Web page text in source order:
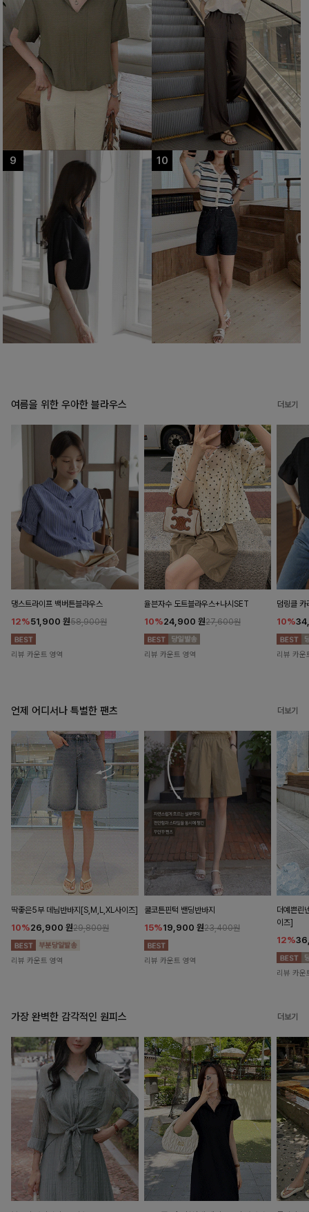
여름을 위한 우아한 블라우스 더보기
댕스트라이프 백버튼블라우스
12%51,900 원58,900원
리뷰 카운트 영역
율븐자수 도트블라우스+나시SET
10%24,900 원27,600원
리뷰 카운트 영역
덤링클 카
10%
리뷰 카운
언제 어디서나 특별한 팬츠 더보기
딱좋은5부 데님반바지[S,M,L,XL사이즈]
10%26,900 원29,800원
리뷰 카운트 영역
쿨코튼핀턱 밴딩반바지
15%19,900 원23,400원
리뷰 카운트 영역
더예쁜린
이즈]
12%
리뷰 카운
가장 완벽한 감각적인 원피스 더보기